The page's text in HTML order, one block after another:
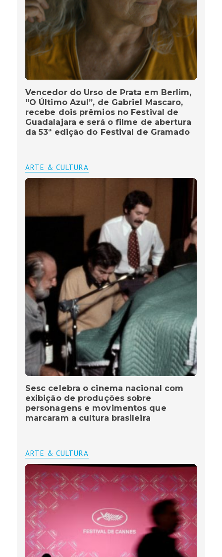
Vencedor do Urso de Prata em Berlim,
“O Último Azul”, de Gabriel Mascaro,
recebe dois prêmios no Festival de
Guadalajara e será o filme de abertura
da 53ª edição do Festival de Gramado
ARTE & CULTURA
Sesc celebra o cinema nacional com
exibição de produções sobre
personagens e movimentos que
marcaram a cultura brasileira
ARTE & CULTURA